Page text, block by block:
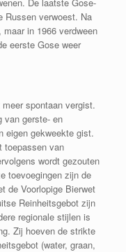
Russen verwoest. Na
in 1966 verdween
eerste Gose weer
spontaan vergist.
van gerste- en
eigen gekweekte gist.
toepassen van
wordt gezouten
toevoegingen zijn de
de Voorlopige Bierwet
Reinheitsgebot zijn
regionale stijlen is
Zij hoeven de strikte
(water, graan,